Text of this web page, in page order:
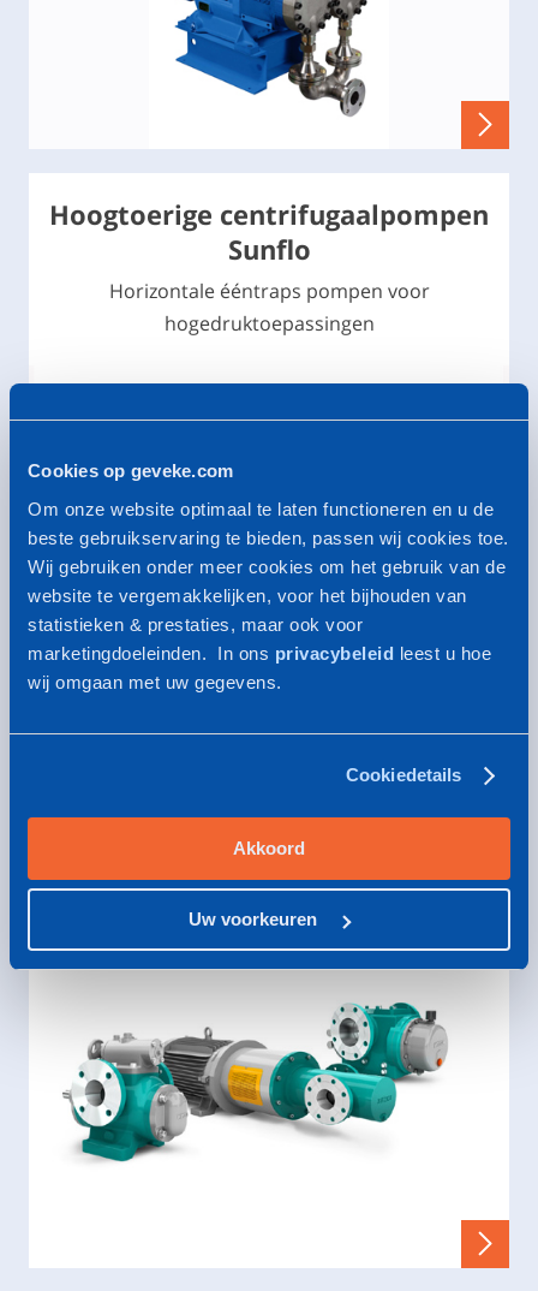
Cookies op geveke.com
Om onze website optimaal te laten functioneren en u de
beste gebruikservaring te bieden, passen wij cookies toe.
Wij gebruiken onder meer cookies om het gebruik van de
website te vergemakkelijken, voor het bijhouden van
statistieken & prestaties, maar ook voor
marketingdoeleinden. In ons privacybeleid leest u hoe
wij omgaan met uw gegevens.
Cookiedetails
Akkoord
Uw voorkeuren
Hoogtoerige centrifugaalpompen
Sunflo
Horizontale ééntraps pompen voor
hogedruktoepassingen
Schroefpompen Netzsch NOTOS®